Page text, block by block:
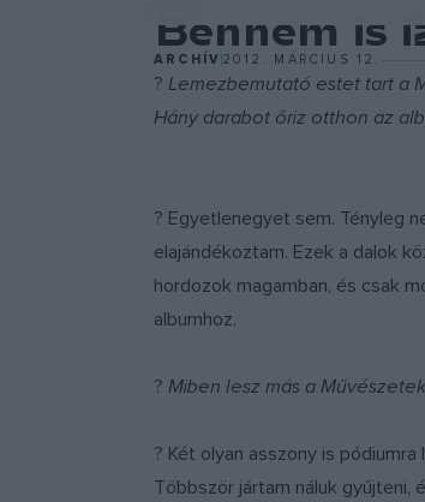
Bennem is
ARCHÍV2012. MÁRCIUS 12.
? Lemezbemutató estet tart a
Hány darabot őriz otthon az
? Egyetlenegyet sem. Tényleg
elajándékoztam. Ezek a dalok
hordozok magamban, és csak
albumhoz.
? Miben lesz más a
? Két olyan asszony is
Többször jártam náluk gyűjteni,